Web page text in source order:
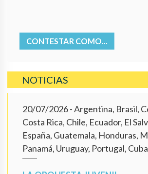
CONTESTAR COMO...
NOTICIAS
20/07/2026- Argentina, Brasil,
Costa Rica, Chile, Ecuador, El
España, Guatemala, Honduras,
Panamá, Uruguay, Portugal, Cuba